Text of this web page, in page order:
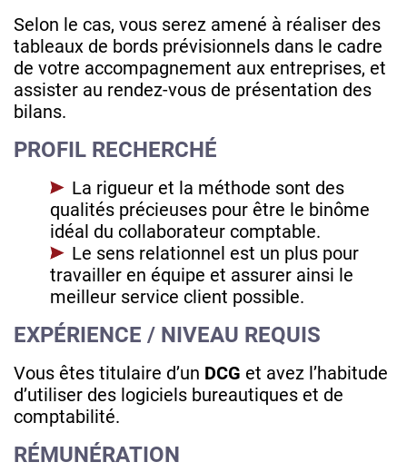
Selon le cas, vous serez amené à réaliser des
tableaux de bords prévisionnels dans le cadre
de votre accompagnement aux entreprises, et
assister au rendez-vous de présentation des
bilans.
PROFIL RECHERCHÉ
La rigueur et la méthode sont des
qualités précieuses pour être le binôme
idéal du collaborateur comptable.
Le sens relationnel est un plus pour
travailler en équipe et assurer ainsi le
meilleur service client possible.
EXPÉRIENCE / NIVEAU REQUIS
Vous êtes titulaire d’un DCG et avez l’habitude
d’utiliser des logiciels bureautiques et de
comptabilité.
RÉMUNÉRATION